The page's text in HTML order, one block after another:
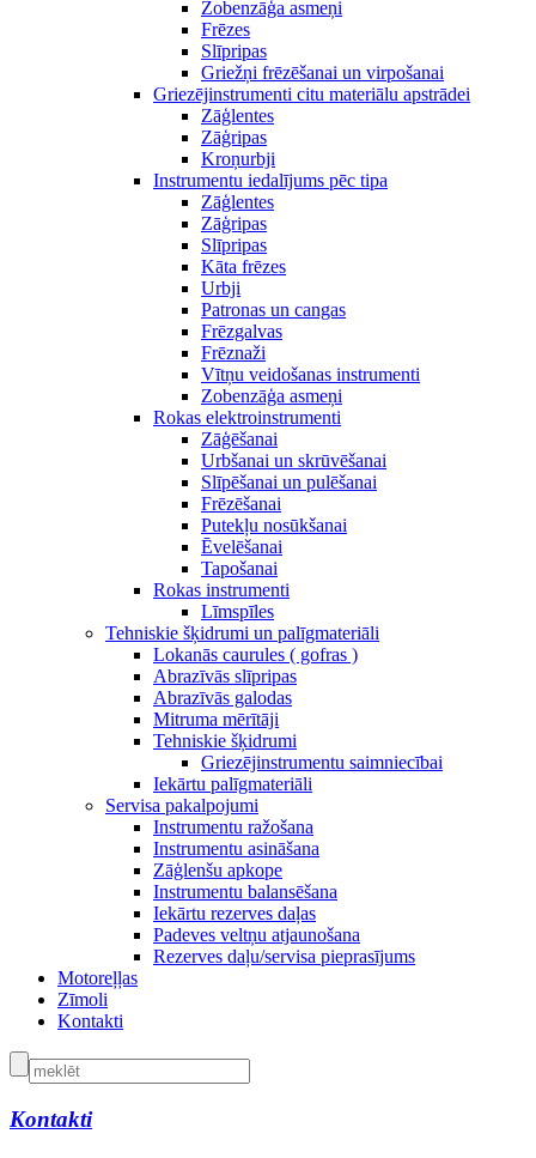
Zobenzāģa asmeņi
Frēzes
Slīpripas
Griežņi frēzēšanai un virpošanai
Griezējinstrumenti citu materiālu apstrādei
Zāģlentes
Zāģripas
Kroņurbji
Instrumentu iedalījums pēc tipa
Zāģlentes
Zāģripas
Slīpripas
Kāta frēzes
Urbji
Patronas un cangas
Frēzgalvas
Frēznaži
Vītņu veidošanas instrumenti
Zobenzāģa asmeņi
Rokas elektroinstrumenti
Zāģēšanai
Urbšanai un skrūvēšanai
Slīpēšanai un pulēšanai
Frēzēšanai
Putekļu nosūkšanai
Ēvelēšanai
Tapošanai
Rokas instrumenti
Līmspīles
Tehniskie šķidrumi un palīgmateriāli
Lokanās caurules ( gofras )
Abrazīvās slīpripas
Abrazīvās galodas
Mitruma mērītāji
Tehniskie šķidrumi
Griezējinstrumentu saimniecībai
Iekārtu palīgmateriāli
Servisa pakalpojumi
Instrumentu ražošana
Instrumentu asināšana
Zāģlenšu apkope
Instrumentu balansēšana
Iekārtu rezerves daļas
Padeves veltņu atjaunošana
Rezerves daļu/servisa pieprasījums
Motoreļļas
Zīmoli
Kontakti
Kontakti